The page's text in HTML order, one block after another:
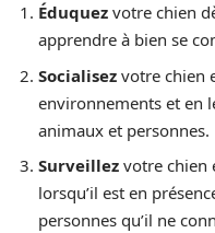
Éduquez votre chien
apprendre à bien se
Socialisez votre chien
environnements et en
animaux et personnes.
Surveillez votre chien
lorsqu’il est en
personnes qu’il ne